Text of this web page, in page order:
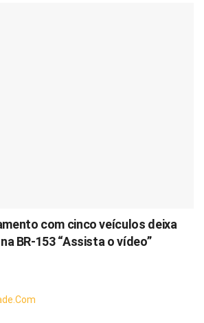
com cinco veículos deixa
BR-153 “Assista o vídeo”